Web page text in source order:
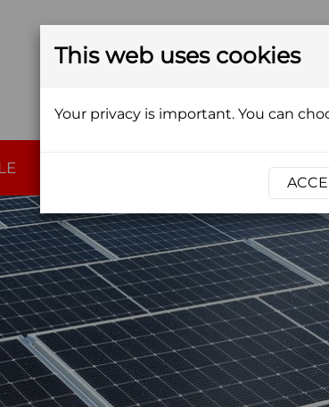
This web uses cookies
Your privacy is important. You can